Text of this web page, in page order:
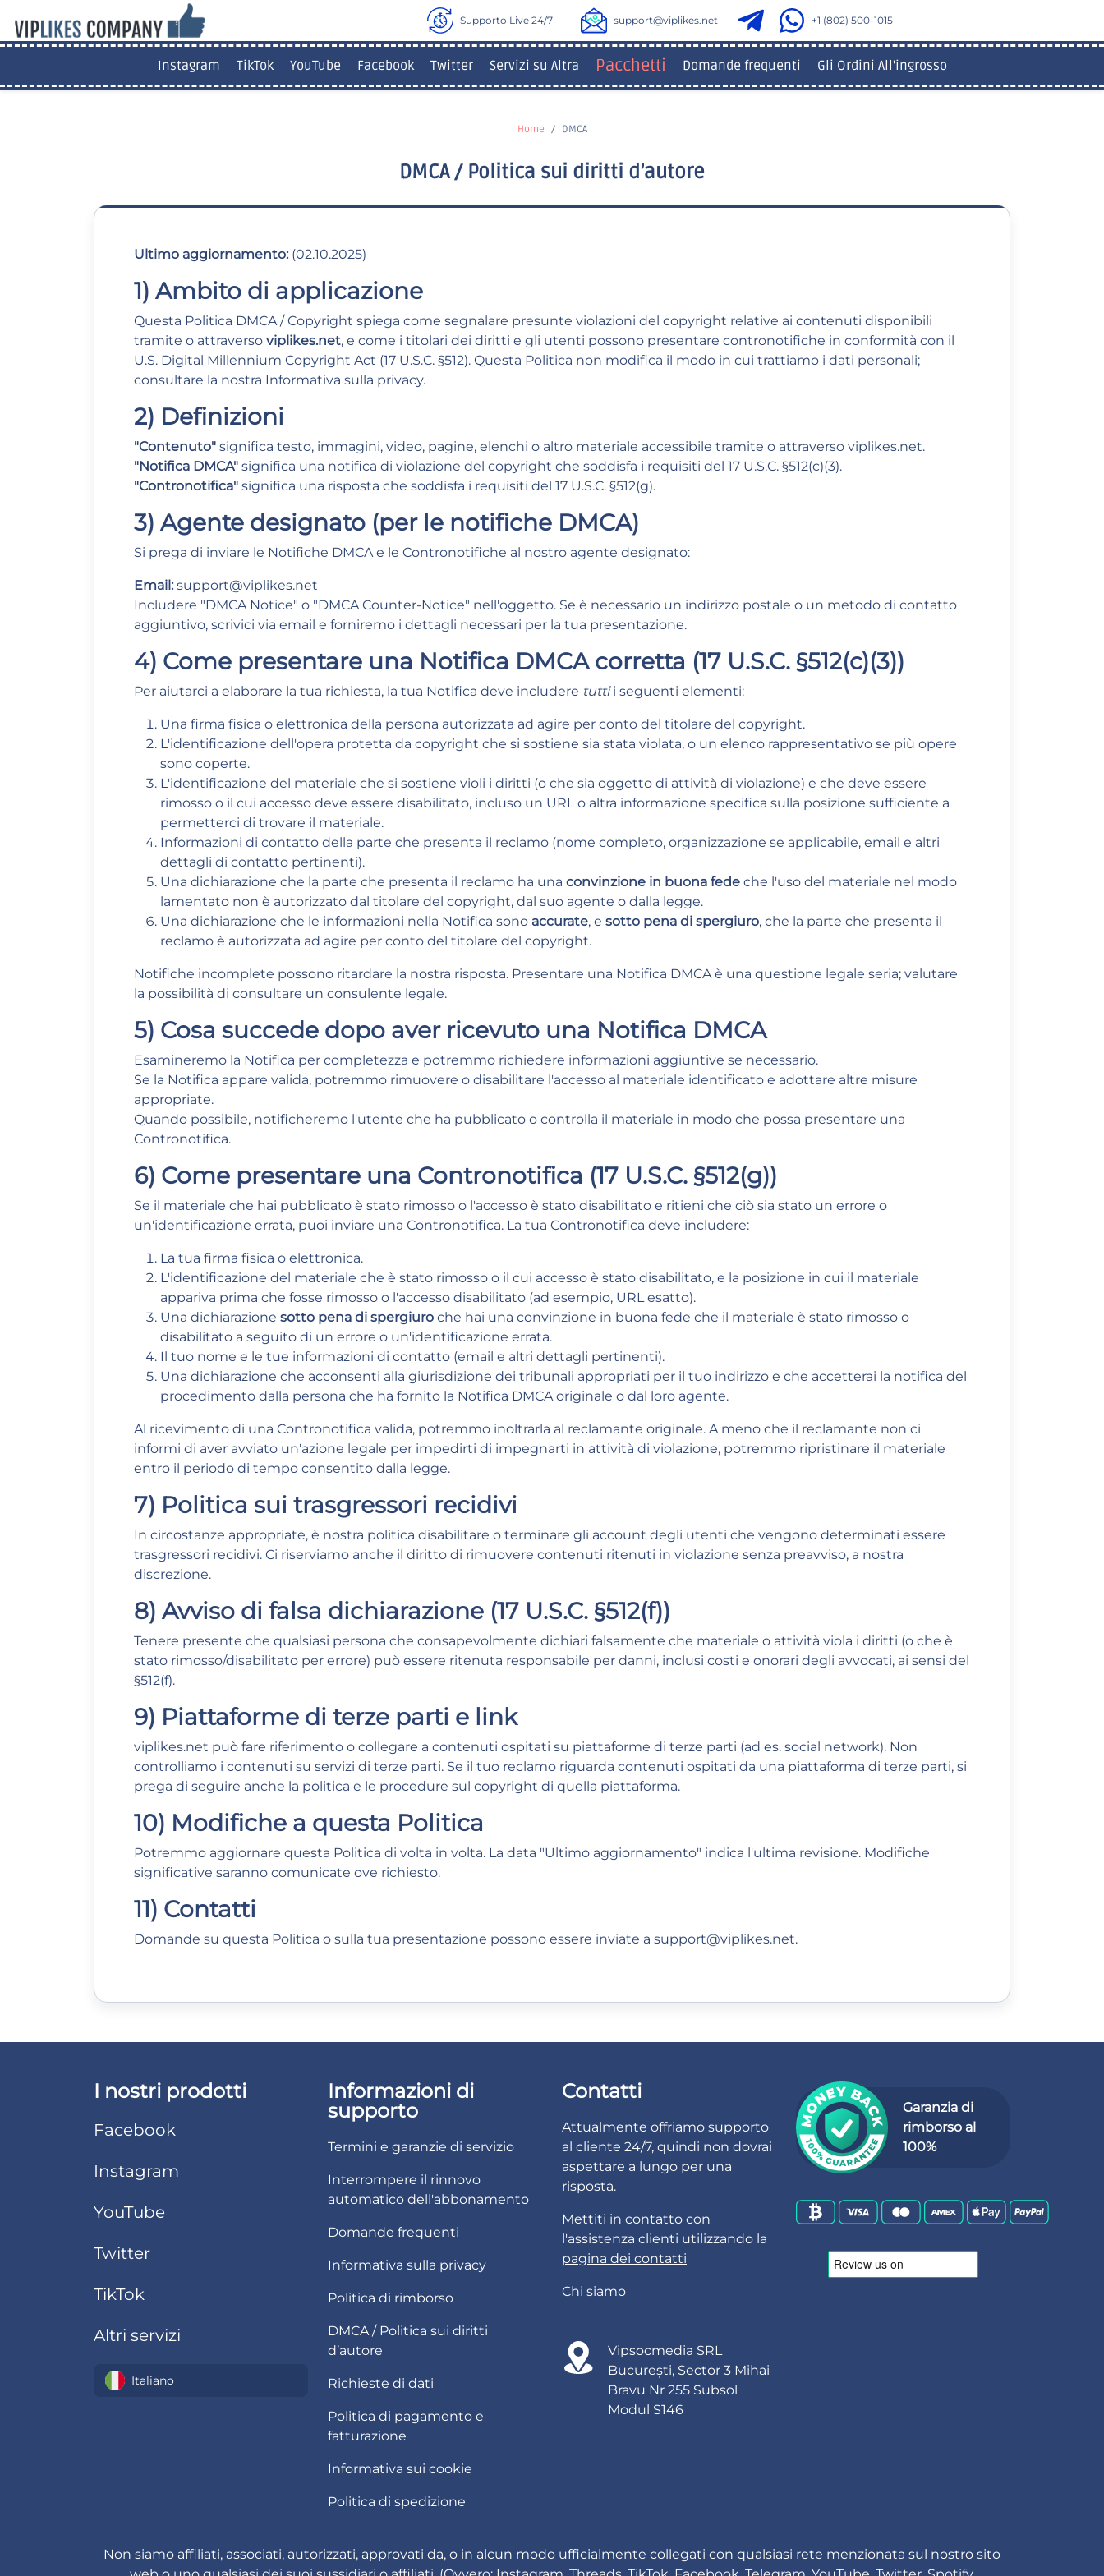
Supporto Live 24/7 support@viplikes.net +1 (802) 500-1015
Instagram TikTok YouTube Facebook Twitter Servizi su Altra Pacchetti Domande frequenti Gli Ordini All'ingrosso
Home DMCA
DMCA / Politica sui diritti d’autore
Ultimo aggiornamento: (02.10.2025)
1) Ambito di applicazione
Questa Politica DMCA / Copyright spiega come segnalare presunte violazioni del copyright relative ai contenuti disponibili
tramite o attraverso viplikes.net, e come i titolari dei diritti e gli utenti possono presentare contronotifiche in conformità con il
U.S. Digital Millennium Copyright Act (17 U.S.C. §512). Questa Politica non modifica il modo in cui trattiamo i dati personali;
consultare la nostra Informativa sulla privacy.
2) Definizioni
"Contenuto" significa testo, immagini, video, pagine, elenchi o altro materiale accessibile tramite o attraverso viplikes.net.
"Notifica DMCA" significa una notifica di violazione del copyright che soddisfa i requisiti del 17 U.S.C. §512(c)(3).
"Contronotifica" significa una risposta che soddisfa i requisiti del 17 U.S.C. §512(g).
3) Agente designato (per le notifiche DMCA)
Si prega di inviare le Notifiche DMCA e le Contronotifiche al nostro agente designato:
Email: support@viplikes.net
Includere "DMCA Notice" o "DMCA Counter-Notice" nell'oggetto. Se è necessario un indirizzo postale o un metodo di contatto
aggiuntivo, scrivici via email e forniremo i dettagli necessari per la tua presentazione.
4) Come presentare una Notifica DMCA corretta (17 U.S.C. §512(c)(3))
Per aiutarci a elaborare la tua richiesta, la tua Notifica deve includere tuttii seguenti elementi:
Una firma fisica o elettronica della persona autorizzata ad agire per conto del titolare del copyright.
L'identificazione dell'opera protetta da copyright che si sostiene sia stata violata, o un elenco rappresentativo se più opere
sono coperte.
L'identificazione del materiale che si sostiene violi i diritti (o che sia oggetto di attività di violazione) e che deve essere
rimosso o il cui accesso deve essere disabilitato, incluso un URL o altra informazione specifica sulla posizione sufficiente a
permetterci di trovare il materiale.
Informazioni di contatto della parte che presenta il reclamo (nome completo, organizzazione se applicabile, email e altri
dettagli di contatto pertinenti).
Una dichiarazione che la parte che presenta il reclamo ha una convinzione in buona fede che l'uso del materiale nel modo
lamentato non è autorizzato dal titolare del copyright, dal suo agente o dalla legge.
Una dichiarazione che le informazioni nella Notifica sono accurate, e sotto pena di spergiuro, che la parte che presenta il
reclamo è autorizzata ad agire per conto del titolare del copyright.
Notifiche incomplete possono ritardare la nostra risposta. Presentare una Notifica DMCA è una questione legale seria; valutare
la possibilità di consultare un consulente legale.
5) Cosa succede dopo aver ricevuto una Notifica DMCA
Esamineremo la Notifica per completezza e potremmo richiedere informazioni aggiuntive se necessario.
Se la Notifica appare valida, potremmo rimuovere o disabilitare l'accesso al materiale identificato e adottare altre misure
appropriate.
Quando possibile, notificheremo l'utente che ha pubblicato o controlla il materiale in modo che possa presentare una
Contronotifica.
6) Come presentare una Contronotifica (17 U.S.C. §512(g))
Se il materiale che hai pubblicato è stato rimosso o l'accesso è stato disabilitato e ritieni che ciò sia stato un errore o
un'identificazione errata, puoi inviare una Contronotifica. La tua Contronotifica deve includere:
La tua firma fisica o elettronica.
L'identificazione del materiale che è stato rimosso o il cui accesso è stato disabilitato, e la posizione in cui il materiale
appariva prima che fosse rimosso o l'accesso disabilitato (ad esempio, URL esatto).
Una dichiarazione sotto pena di spergiuro che hai una convinzione in buona fede che il materiale è stato rimosso o
disabilitato a seguito di un errore o un'identificazione errata.
Il tuo nome e le tue informazioni di contatto (email e altri dettagli pertinenti).
Una dichiarazione che acconsenti alla giurisdizione dei tribunali appropriati per il tuo indirizzo e che accetterai la notifica del
procedimento dalla persona che ha fornito la Notifica DMCA originale o dal loro agente.
Al ricevimento di una Contronotifica valida, potremmo inoltrarla al reclamante originale. A meno che il reclamante non ci
informi di aver avviato un'azione legale per impedirti di impegnarti in attività di violazione, potremmo ripristinare il materiale
entro il periodo di tempo consentito dalla legge.
7) Politica sui trasgressori recidivi
In circostanze appropriate, è nostra politica disabilitare o terminare gli account degli utenti che vengono determinati essere
trasgressori recidivi. Ci riserviamo anche il diritto di rimuovere contenuti ritenuti in violazione senza preavviso, a nostra
discrezione.
8) Avviso di falsa dichiarazione (17 U.S.C. §512(f))
Tenere presente che qualsiasi persona che consapevolmente dichiari falsamente che materiale o attività viola i diritti (o che è
stato rimosso/disabilitato per errore) può essere ritenuta responsabile per danni, inclusi costi e onorari degli avvocati, ai sensi del
§512(f).
9) Piattaforme di terze parti e link
viplikes.net può fare riferimento o collegare a contenuti ospitati su piattaforme di terze parti (ad es. social network). Non
controlliamo i contenuti su servizi di terze parti. Se il tuo reclamo riguarda contenuti ospitati da una piattaforma di terze parti, si
prega di seguire anche la politica e le procedure sul copyright di quella piattaforma.
10) Modifiche a questa Politica
Potremmo aggiornare questa Politica di volta in volta. La data "Ultimo aggiornamento" indica l'ultima revisione. Modifiche
significative saranno comunicate ove richiesto.
11) Contatti
Domande su questa Politica o sulla tua presentazione possono essere inviate a support@viplikes.net.
I nostri prodotti
Facebook
Instagram
YouTube
Twitter
TikTok
Altri servizi
Italiano
Informazioni di
supporto
Termini e garanzie di servizio
Interrompere il rinnovo
automatico dell'abbonamento
Domande frequenti
Informativa sulla privacy
Politica di rimborso
DMCA / Politica sui diritti
d’autore
Richieste di dati
Politica di pagamento e
fatturazione
Informativa sui cookie
Politica di spedizione
Contatti
Attualmente offriamo supporto
al cliente 24/7, quindi non dovrai
aspettare a lungo per una
risposta.
Mettiti in contatto con
l'assistenza clienti utilizzando la
pagina dei contatti
Chi siamo
Vipsocmedia SRL
București, Sector 3 Mihai
Bravu Nr 255 Subsol
Modul S146
Garanzia di
rimborso al
100%
Non siamo affiliati, associati, autorizzati, approvati da, o in alcun modo ufficialmente collegati con qualsiasi rete menzionata sul nostro sito